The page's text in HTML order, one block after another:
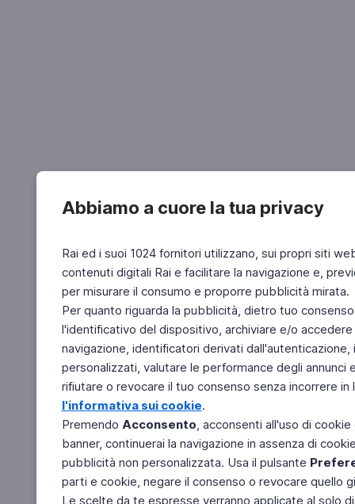
Abbiamo a cuore la tua privacy
Rai ed i suoi 1024 fornitori utilizzano, sui propri siti
contenuti digitali Rai e facilitare la navigazione e,
per misurare il consumo e proporre pubblicità mirata.
Per quanto riguarda la pubblicità, dietro tuo
l'identificativo del dispositivo, archiviare e/o
navigazione, identificatori derivati
personalizzati, valutare le performance degli
rifiutare o revocare il tuo consenso senza incorrere
l'informativa sui cookie.
Premendo Acconsento, acconsenti all'uso di
banner, continuerai la navigazione in assenza di
pubblicità non personalizzata. Usa il pulsante
parti e cookie, negare il consenso o revocare quello
Le scelte da te espresse verranno applicate al solo